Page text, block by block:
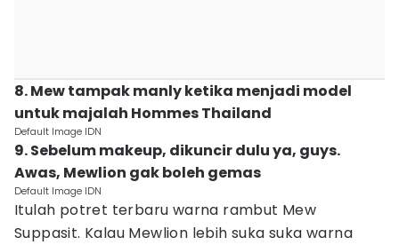
8. Mew tampak manly ketika menjadi model
untuk majalah Hommes Thailand
Default Image IDN
9. Sebelum makeup, dikuncir dulu ya, guys.
Awas, Mewlion gak boleh gemas
Default Image IDN
Itulah potret terbaru warna rambut Mew
Suppasit. Kalau Mewlion lebih suka suka warna